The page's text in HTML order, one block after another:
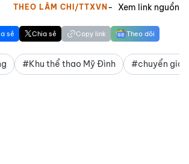
THEO LÂM CHI/TTXVN Xem link nguồn
sẻ Chia sẻ Copy link Theo dõi
#Khu thể thao Mỹ Đình #chuyển giao